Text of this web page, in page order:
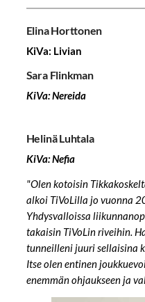
Elina Horttonen
KiVa: Livian
Sara Flinkman
KiVa: Nereida
Helinä Luhtala
KiVa: Nefia
"Olen kotoisin
alkoi TiVoLilla jo vuonna
Yhdysvalloissa
takaisin TiVoLin riveihin.
tunneilleni juuri sellaisina
Itse olen entinen
enemmän ohjaukseen ja